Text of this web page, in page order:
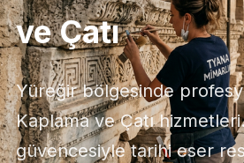
ve Çatı
Yüreğir bölgesinde
Kaplama ve Çatı
güvencesiyle tarihi eser